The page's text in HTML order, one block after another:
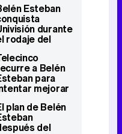
quien
contra su
Esteban
durante
rodaje del
reality de
en
a Belén
para
mejorar
los datos de 'Así
la vida' tras el
de 'Sálvame'
plan de Belén
del